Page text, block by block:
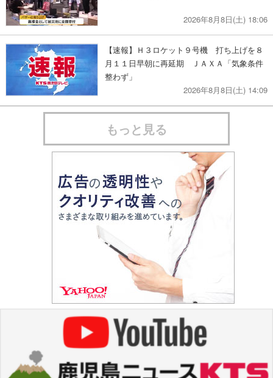
2026年8月8日(土) 18:06
【速報】Ｈ３ロケット９号機 打ち上げを８
月１１日早朝に再延期 ＪＡＸＡ「気象条件
整わず」
2026年8月8日(土) 14:09
もっと見る